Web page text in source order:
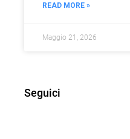
READ MORE »
Maggio 21, 2026
Seguici